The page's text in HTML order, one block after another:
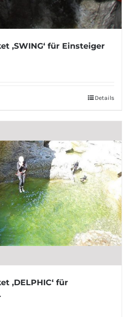
‚SWING‘ für Einsteiger
Details
‚DELPHIC‘ für